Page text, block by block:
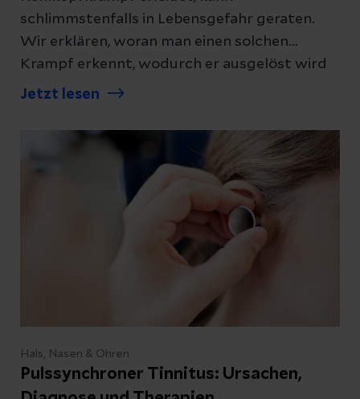
schlimmstenfalls in Lebensgefahr geraten.
Wir erklären, woran man einen solchen
Krampf erkennt, wodurch er ausgelöst wird
und wie sich Betroffene verhalten sollten.
Jetzt lesen
Hals, Nasen & Ohren
Pulssynchroner Tinnitus: Ursachen,